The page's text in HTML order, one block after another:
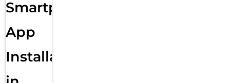
Smartphone
App
Installation